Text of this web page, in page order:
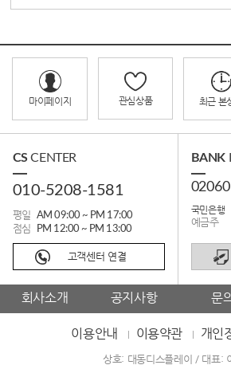
마이페이지 관심상품 최근 본
CSCENTER
010-5208-1581
평일
AM 09:00 ~ PM 17:00
점심
PM 12:00 ~ PM 13:00
BANK
국민은행
예금주
고객센터 연결
회사소개 공지사항 문의
이용안내 이용약관 개인
상호: 대동디스플레이 / 대표: